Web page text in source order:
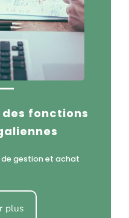
fonctions
gestion et achat
plus